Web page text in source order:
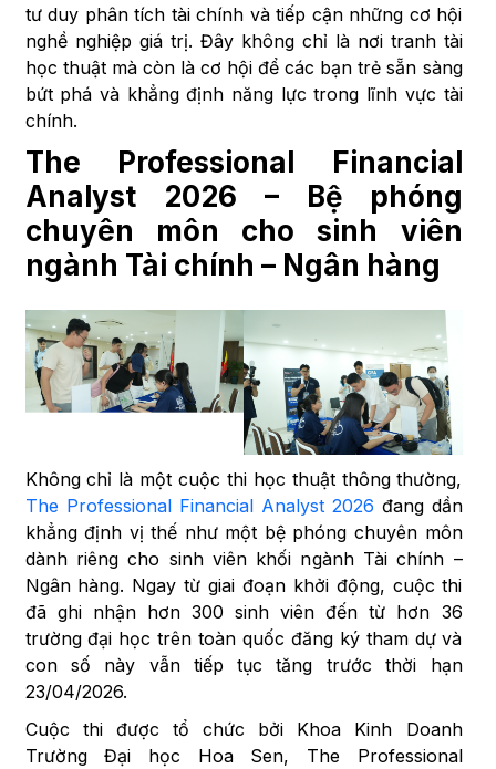
tư duy phân tích tài chính và tiếp cận những cơ hội
nghề nghiệp giá trị. Đây không chỉ là nơi tranh tài
học thuật mà còn là cơ hội để các bạn trẻ sẵn sàng
bứt phá và khẳng định năng lực trong lĩnh vực tài
chính.
The Professional Financial
Analyst 2026 – Bệ phóng
chuyên môn cho sinh viên
ngành Tài chính – Ngân hàng
Không chỉ là một cuộc thi học thuật thông thường,
The Professional Financial Analyst 2026 đang dần
khẳng định vị thế như một bệ phóng chuyên môn
dành riêng cho sinh viên khối ngành Tài chính –
Ngân hàng. Ngay từ giai đoạn khởi động, cuộc thi
đã ghi nhận hơn 300 sinh viên đến từ hơn 36
trường đại học trên toàn quốc đăng ký tham dự và
con số này vẫn tiếp tục tăng trước thời hạn
23/04/2026.
Cuộc thi được tổ chức bởi Khoa Kinh Doanh
Trường Đại học Hoa Sen, The Professional